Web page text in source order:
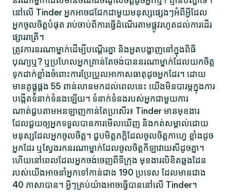
នៅលើ Tinder អ្នកអាចជជែកជាមួយមនុស្សផ្សេងៗអំពីអ្វីដែល
អ្នកចូលចិត្តបំផុត រាប់ចាប់ពីការធ្វើដំណើរតាមផ្លូវរហូតដល់ការដើរ
ផ្សាររាត្រី។
ត្រូវការនរណាម្នាក់ដើម្បីបណ្តើរគ្នា និងអួតបង្ហាញនៅក្នុងពិធី
បុណ្យឬ? ឬប្រហែលអ្នកគ្រាន់តែចង់បាននរណាម្នាក់ដែលយកចិត្ត
ទុកដាក់ខ្លាំងចំពោះការប្រែប្រួលអាកាសធាតុដូចអ្នកដែរ។ ដោយ
មានគូផ្គូផ្គង 55 ពាន់លានមកដល់ពេលនេះ យើងមិនបារម្ភក្នុងការ
បង្កើតទំនាក់ទំនងឡើយ។ ទំនាក់ទំនងរបស់អ្នកជាមួយការ
ណាត់ជួបតាមអនឡាញកាន់តែប្រសើរ៖ Tinder មានមុខងារ
ដែលជួយឲ្យអ្នកទទួលបានការមើលឃើញ និងកត់សម្គាល់ដោយ
មនុស្សដែលអ្នកចូលចិត្ត។ ជួបមិត្តភក្តិដែលចូលចិត្តកាហ្វេ ខ្លាំងដូច
អ្នកដែរ ឬស្វែងរកនរណាម្នាក់ដែលចូលចិត្តកីឡាវាយសីដូចគ្នា។
ហើយនៅពេលដែលអ្នកចង់ចេញពីទីក្រុង មុខងារលិខិតឆ្លងដែន
របស់យើងអាចនាំអ្នកទៅកាន់ជាង 190 ប្រទេស ដែលមានជាង
40 ភាសាបាន។ អ្វីៗគ្រប់យ៉ាងអាចធ្វើបាននៅលើ Tinder។